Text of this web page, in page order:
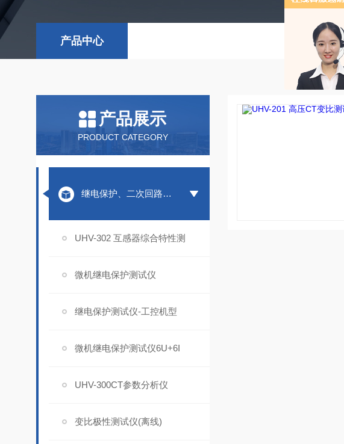
产品中心
产品展示
PRODUCT CATEGORY
继电保护、二次回路测试仪器
UHV-302 互感器综合特性测
微机继电保护测试仪
继电保护测试仪-工控机型
微机继电保护测试仪6U+6I
UHV-300CT参数分析仪
变比极性测试仪(离线)